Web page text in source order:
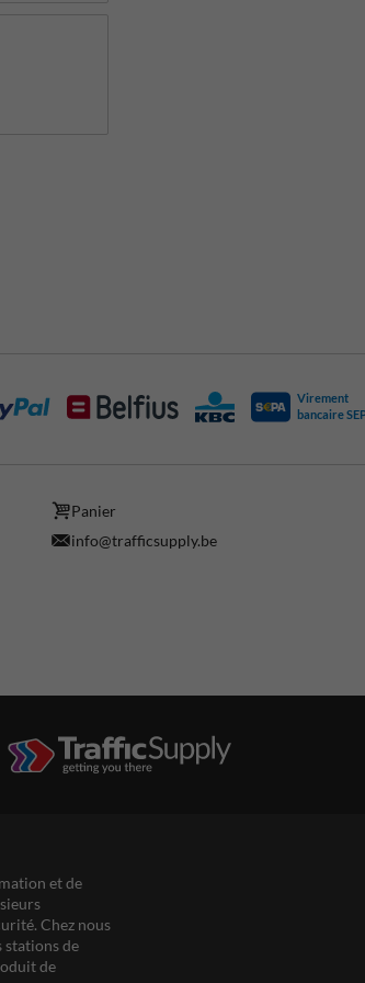
Virement
bancaire
Panier
info@trafficsupply.be
et de
Chez nous
stations de
de